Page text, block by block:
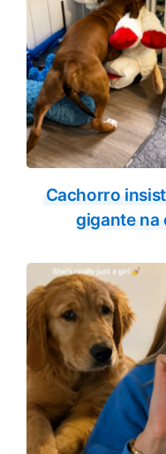
Cachorro
gigante na